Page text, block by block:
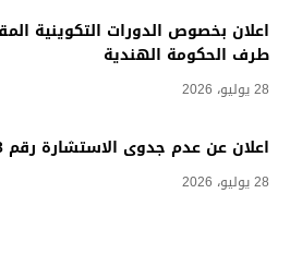
اعلان بخصوص الدورات التكوينية
طرف الحكومة الهندية
28 يوليو، 2026
اعلان عن عدم جدوى الاستشارة رقم 33
28 يوليو، 2026